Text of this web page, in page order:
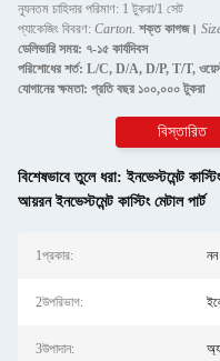
ন্যূনতম চাহিদার পরিমাণ: 1 টুকরা/1 সেট
প্যাকেজিং বিবরণ: Carton. শক্ত কাগজ।
ডেলিভারি সময়: ৭-১৫ কার্যদিবস
পরিশোধের শর্ত: L/C, D/A, D/P, T/T,
যোগানের ক্ষমতা: প্রতি বছর ১০০,০০০ টুকরা
বিস্তারিত
বিশেষভাবে তুলে ধরা: ইনভেস্টমেন্ট
আয়রন ইনভেস্টমেন্ট কাস্টিং মেটাল পার্ট
1প্রকার: নন
2উপরিভাগ:
3উপাদান: